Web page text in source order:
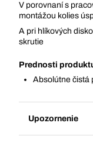
V porovnaní s
montážou kolies
A pri hlíkových
skrutie
Prednosti
Absolútne čistá
Upozornenie